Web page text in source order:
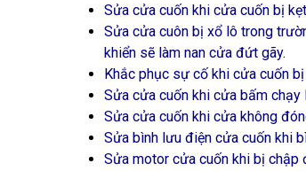
Sửa cửa cuốn khi cửa cuốn bị
Sửa cửa cuôn bị xổ lô trong
khiển sẽ làm nan cửa đứt gãy.
Khắc phục sự cố khi cửa cuốn
Sửa cửa cuốn khi cửa bấm
Sửa cửa cuốn khi cửa không
Sửa bình lưu điện cửa cuốn khi
Sửa motor cửa cuốn khi bị chập